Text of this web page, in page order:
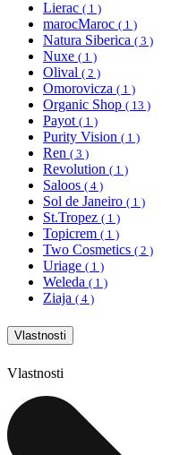
Lierac ( 1 )
marocMaroc ( 1 )
Natura Siberica ( 3 )
Nuxe ( 1 )
Olival ( 2 )
Omorovicza ( 1 )
Organic Shop ( 13 )
Payot ( 1 )
Purity Vision ( 1 )
Ren ( 3 )
Revolution ( 1 )
Saloos ( 4 )
Sol de Janeiro ( 1 )
St.Tropez ( 1 )
Topicrem ( 1 )
Two Cosmetics ( 2 )
Uriage ( 1 )
Weleda ( 1 )
Ziaja ( 4 )
Vlastnosti
Vlastnosti